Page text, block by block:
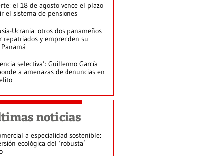
el 18 de agosto vence el plazo
el sistema de pensiones
Ucrania: otros dos panameños
repatriados y emprenden su
selectiva’: Guillermo García
a amenazas de denuncias en
noticias
a especialidad sostenible:
ecológica del ‘robusta’